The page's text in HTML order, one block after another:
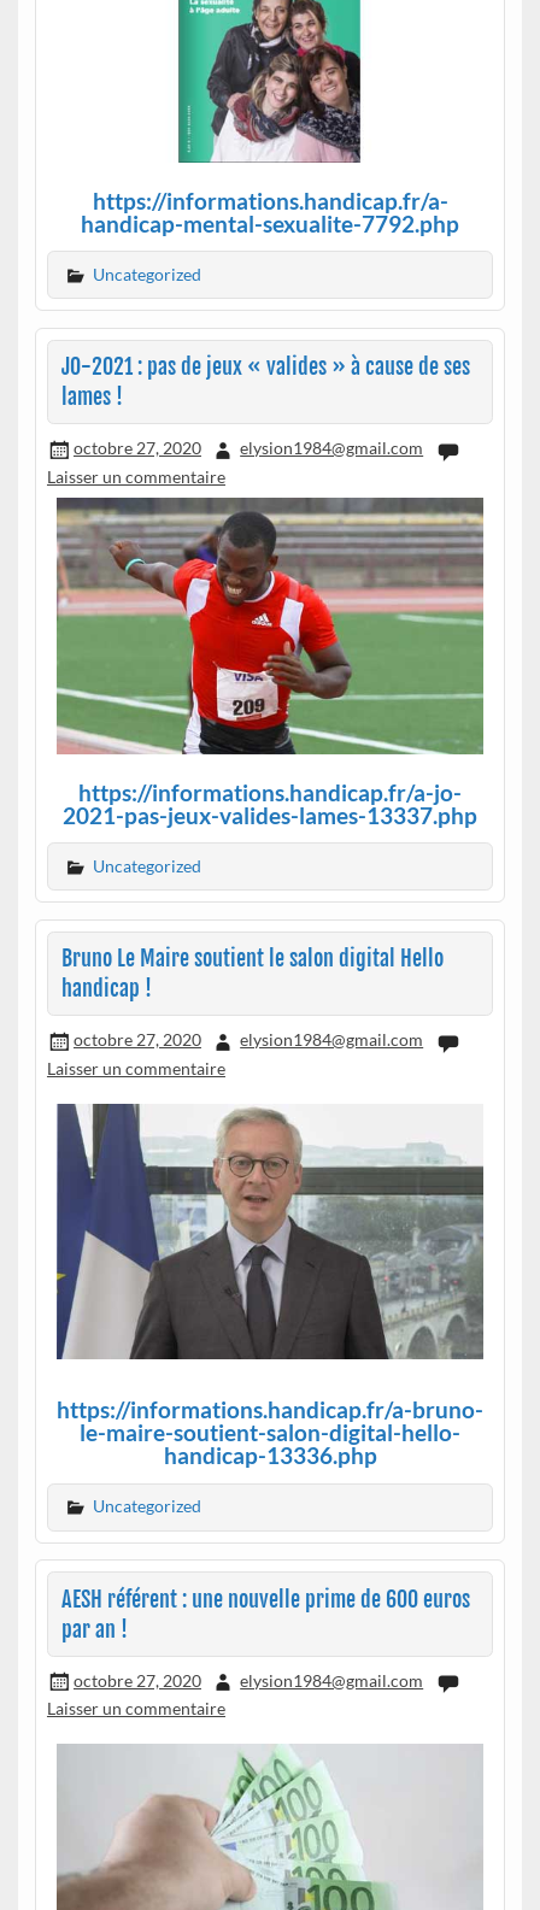
https://informations.handicap.fr/a-
handicap-mental-sexualite-7792.php
Uncategorized
JO-2021 : pas de jeux « valides » à cause de ses
lames !
octobre 27, 2020
elysion1984@gmail.com
Laisser un commentaire
https://informations.handicap.fr/a-jo-
2021-pas-jeux-valides-lames-13337.php
Uncategorized
Bruno Le Maire soutient le salon digital Hello
handicap !
octobre 27, 2020
elysion1984@gmail.com
Laisser un commentaire
https://informations.handicap.fr/a-bruno-
le-maire-soutient-salon-digital-hello-
handicap-13336.php
Uncategorized
AESH référent : une nouvelle prime de 600 euros
par an !
octobre 27, 2020
elysion1984@gmail.com
Laisser un commentaire